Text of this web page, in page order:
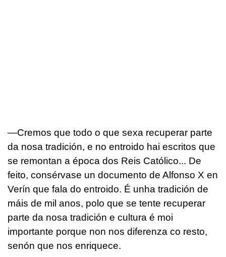
—Cremos que todo o que sexa recuperar parte
da nosa tradición, e no entroido hai escritos que
se remontan a época dos Reis Católico... De
feito, consérvase un documento de Alfonso X en
Verín que fala do entroido. É unha tradición de
máis de mil anos, polo que se tente recuperar
parte da nosa tradición e cultura é moi
importante porque non nos diferenza co resto,
senón que nos enriquece.